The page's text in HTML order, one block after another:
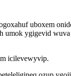
uboxem
umok ygigevid
icilevewyvip.